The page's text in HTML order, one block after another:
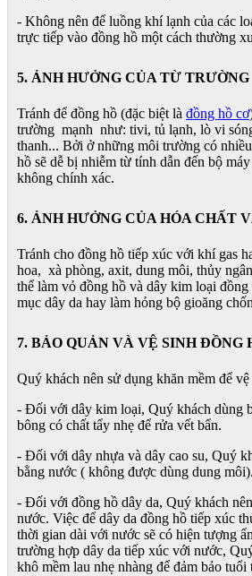
- Không nên để luồng khí lạnh của các
trực tiếp vào đồng hồ một cách thường
5. ẢNH HƯỞNG CỦA TỪ TRƯỜNG
Tránh để đồng hồ (đặc biệt là đồng hồ cơ
trường mạnh như: tivi, tủ lạnh, lò vi
thanh... Bởi ở những môi trường có
hồ sẽ dễ bị nhiễm từ tính dẫn đến bộ
không chính xác.
6. ẢNH HƯỞNG CỦA HÓA CHẤT
Tránh cho đồng hồ tiếp xúc với khí gas
hoa, xà phòng, axit, dung môi, thủy
thể làm vỏ đồng hồ và dây kim loại
mục dây da hay làm hỏng bộ gioăng
7. BẢO QUẢN VÀ VỆ SINH ĐỒNG
Quý khách nên sử dụng khăn mềm để
- Đối với dây kim loại, Quý khách dùng
bông có chất tẩy nhẹ để rửa vết bẩn.
- Đối với dây nhựa và dây cao su, Quý
bằng nước ( không được dùng dung môi).
- Đối với đồng hồ dây da, Quý khách
nước. Việc để dây da đồng hồ tiếp xúc
thời gian dài với nước sẽ có hiện tượng
trường hợp dây da tiếp xúc với nước,
khô mềm lau nhẹ nhàng để đảm bảo tuổi